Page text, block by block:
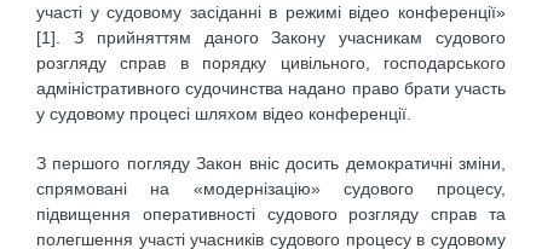
участі у судовому засіданні в режимі відео конференції»
[1]. З прийняттям даного Закону учасникам судового
розгляду справ в порядку цивільного, господарського
адміністративного судочинства надано право брати участь
у судовому процесі шляхом відео конференції.
З першого погляду Закон вніс досить демократичні зміни,
спрямовані на «модернізацію» судового процесу,
підвищення оперативності судового розгляду справ та
полегшення участі учасників судового процесу в судовому